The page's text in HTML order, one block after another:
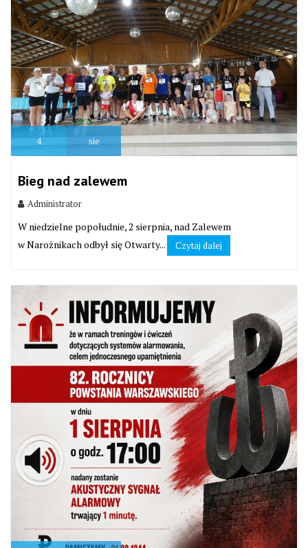
4 sie
Bieg nad zalewem
Administrator
W niedzielne popołudnie, 2 sierpnia, nad Zalewem
w Narożnikach odbył się Otwarty...
Czytaj dalej